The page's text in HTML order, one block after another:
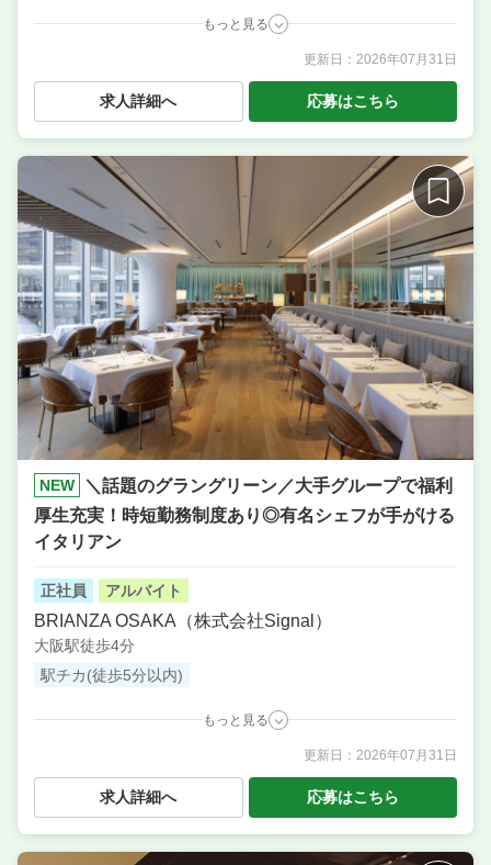
もっと見る
店長候補・マネージャー ／ サービス・ホール ／ 料理
長候補（シェフ・板長など） ／ 調理・キッチンスタ
ッフ・板前 ／ 調理補助・調理見習い
韓国料理
大阪府大阪市北区曽根崎2-10-19 河合ビル 4F
20席〜30席
単価 2000円〜3000円
更新日： 2026年07月31日
求人詳細へ 応募はこちら
NEW
＼話題のグラングリーン／大手グループで福利
厚生充実！時短勤務制度あり◎有名シェフが手がける
イタリアン
正社員 アルバイト
BRIANZA OSAKA（株式会社Signal）
大阪駅徒歩4分
駅チカ(徒歩5分以内)
もっと見る
店長候補・マネージャー ／ 料理長候補（シェフ・板
長など） ／ サービス・ホール ／ 調理・キッチンスタ
ッフ・板前 ／ ソムリエ ／ その他 ／ 調理補助・調理
業態 有名シェフのイタリアン
更新日： 2026年07月31日
求人詳細へ 応募はこちら